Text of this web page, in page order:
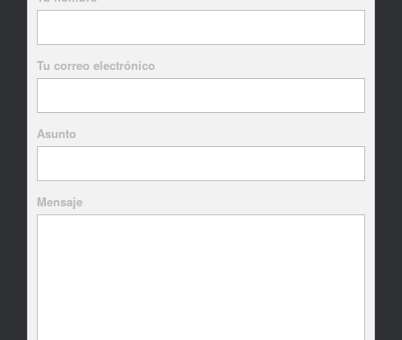
Tu correo electrónico
Asunto
Mensaje